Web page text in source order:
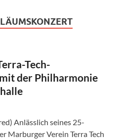
Tech-
der Philharmonie
Anlässlich seines 25-
Marburger Verein Terra Tech